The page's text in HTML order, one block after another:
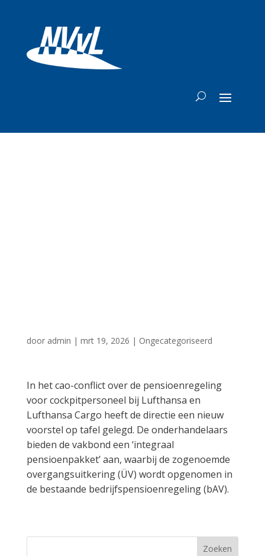
door admin | mrt 19, 2026 | Ongecategoriseerd
In het cao-conflict over de pensioenregeling
voor cockpitpersoneel bij Lufthansa en
Lufthansa Cargo heeft de directie een nieuw
voorstel op tafel gelegd. De onderhandelaars
bieden de vakbond een ‘integraal
pensioenpakket’ aan, waarbij de zogenoemde
overgangsuitkering (ÜV) wordt opgenomen in
de bestaande bedrijfspensioenregeling (bAV).
Zoeken